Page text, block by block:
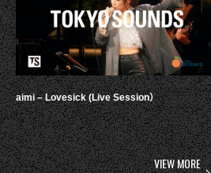
aimi – Lovesick (Live Session）
VIEW MORE